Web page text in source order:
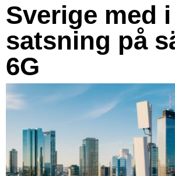
Sverige med
satsning på
6G